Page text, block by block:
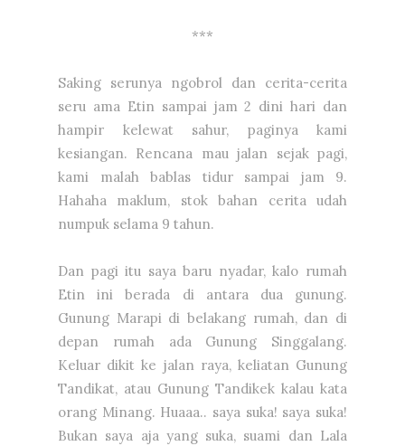
***
Saking serunya ngobrol dan cerita-cerita
seru ama Etin sampai jam 2 dini hari dan
hampir kelewat sahur, paginya kami
kesiangan. Rencana mau jalan sejak pagi,
kami malah bablas tidur sampai jam 9.
Hahaha maklum, stok bahan cerita udah
numpuk selama 9 tahun.
Dan pagi itu saya baru nyadar, kalo rumah
Etin ini berada di antara dua gunung.
Gunung Marapi di belakang rumah, dan di
depan rumah ada Gunung Singgalang.
Keluar dikit ke jalan raya, keliatan Gunung
Tandikat, atau Gunung Tandikek kalau kata
orang Minang. Huaaa.. saya suka! saya suka!
Bukan saya aja yang suka, suami dan Lala